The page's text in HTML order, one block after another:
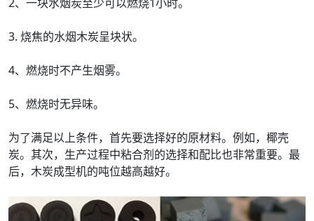
3. 烧焦的水烟木炭呈块状。
4、燃烧时不产生烟雾。
5、燃烧时无异味。
为了满足以上条件，首先要选择好的原材料。例如，椰壳
炭。其次，生产过程中粘合剂的选择和配比也非常重要。最
后，木炭成型机的吨位越高越好。